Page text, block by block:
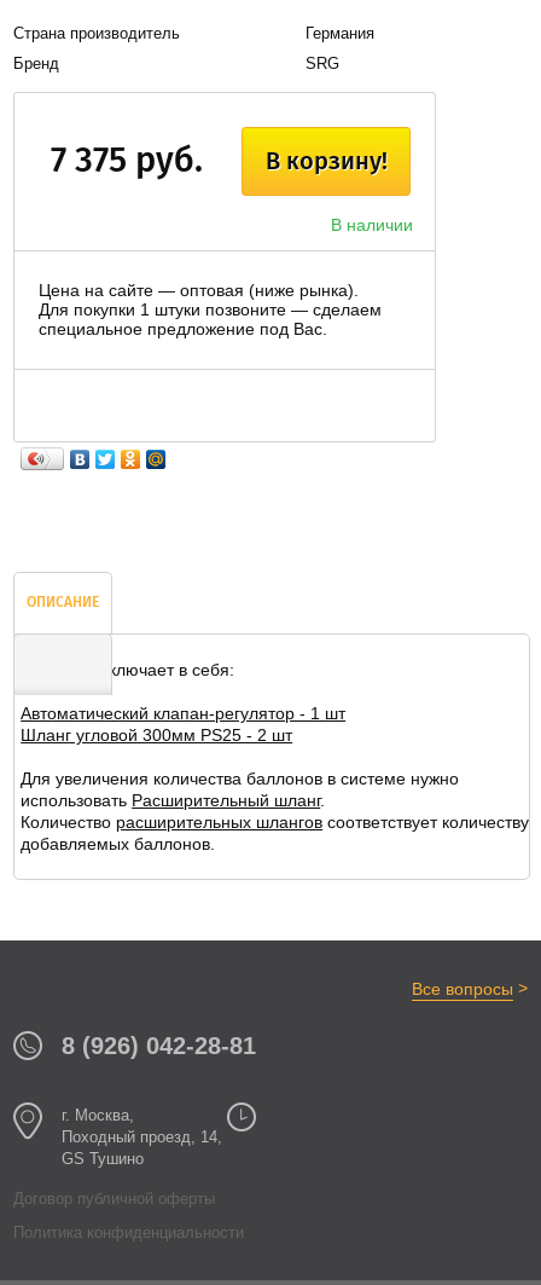
Страна производитель
Германия
Бренд
SRG
В корзину!
В наличии
7 375 руб.
Цена на сайте — оптовая (ниже рынка).
Для покупки 1 штуки позвоните — сделаем
специальное предложение под Вас.
ОПИСАНИЕ
ОТЗЫВЫ
Комплект включает в себя:
Автоматический клапан-регулятор - 1 шт
Шланг угловой 300мм PS25 - 2 шт
Для увеличения количества баллонов в системе нужно
использовать Расширительный шланг.
Количество расширительных шлангов соответствует количеству
добавляемых баллонов.
Все вопросы >
8 (926) 042-28-81
г. Москва,
Походный проезд, 14,
GS Тушино
Договор публичной оферты
Политика конфиденциальности